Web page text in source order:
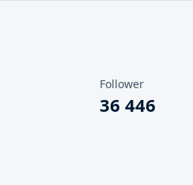
Follower
36 446